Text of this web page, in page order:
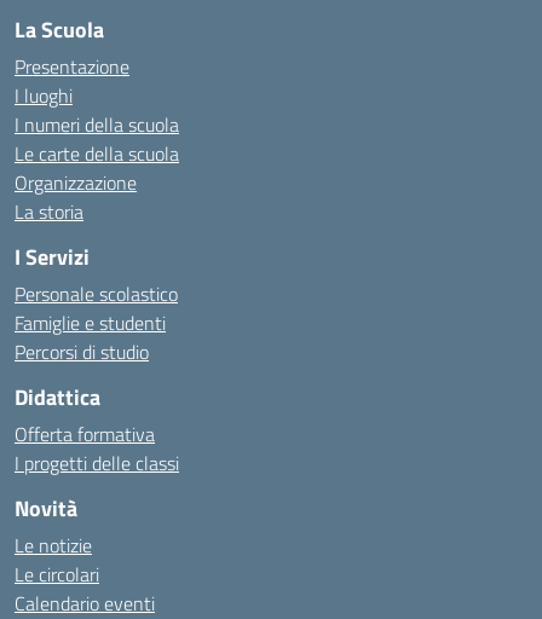
La Scuola
Presentazione
I luoghi
I numeri della scuola
Le carte della scuola
Organizzazione
La storia
I Servizi
Personale scolastico
Famiglie e studenti
Percorsi di studio
Didattica
Offerta formativa
I progetti delle classi
Novità
Le notizie
Le circolari
Calendario eventi